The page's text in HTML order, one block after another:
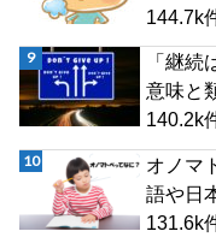
144.7k
「継
意味と
140.2k
オノマ
語や日
131.6k